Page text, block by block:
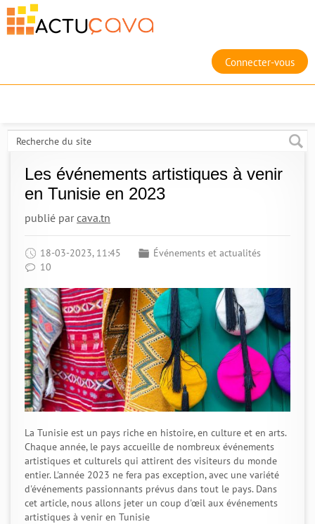
Connecter-vous
Les événements artistiques à venir
en Tunisie en 2023
publié parcava.tn
18-03-2023, 11:45
Événements et actualités
10
La Tunisie est un pays riche en histoire, en culture et en arts.
Chaque année, le pays accueille de nombreux événements
artistiques et culturels qui attirent des visiteurs du monde
entier. L'année 2023 ne fera pas exception, avec une variété
d'événements passionnants prévus dans tout le pays. Dans
cet article, nous allons jeter un coup d'œil aux événements
artistiques à venir en Tunisie